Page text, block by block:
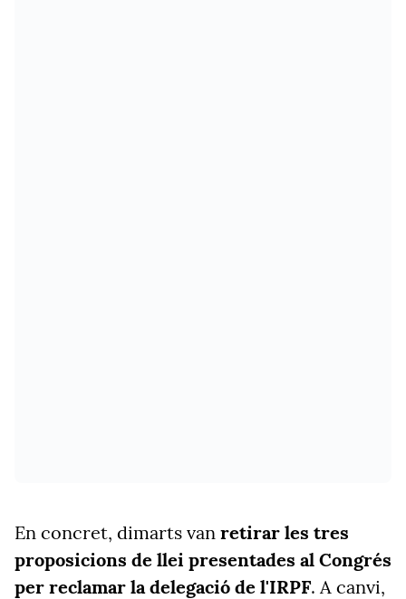
En concret, dimarts van retirar les tres
proposicions de llei presentades al Congrés
per reclamar la delegació de l'IRPF. A canvi,